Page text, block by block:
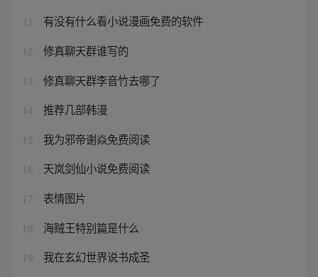
有没有什么看小说漫画免费的软件
12 修真聊天群谁写的
13 修真聊天群李音竹去哪了
14 推荐几部韩漫
15 我为邪帝谢焱免费阅读
16 天岚剑仙小说免费阅读
17 表情图片
18 海贼王特别篇是什么
19 我在玄幻世界说书成圣